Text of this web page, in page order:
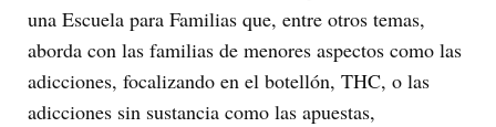
una Escuela para Familias que, entre otros temas,
aborda con las familias de menores aspectos como las
adicciones, focalizando en el botellón, THC, o las
adicciones sin sustancia como las apuestas,